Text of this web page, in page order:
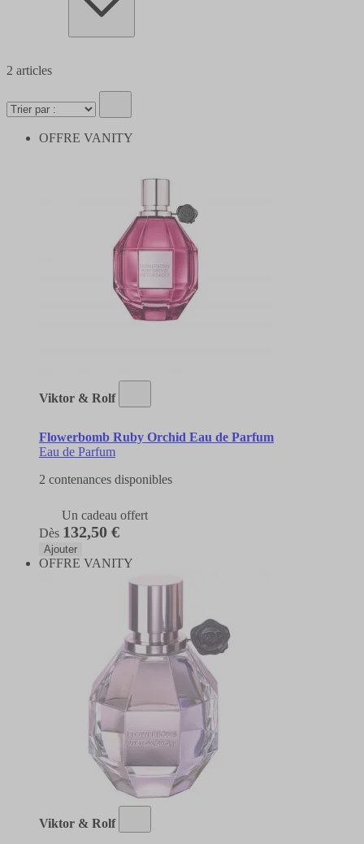
2 articles
OFFRE VANITY
Viktor & Rolf
Flowerbomb Ruby Orchid Eau de Parfum
Eau de Parfum
2 contenances disponibles
Un cadeau offert
Dès 132,50 €
Ajouter
OFFRE VANITY
Viktor & Rolf